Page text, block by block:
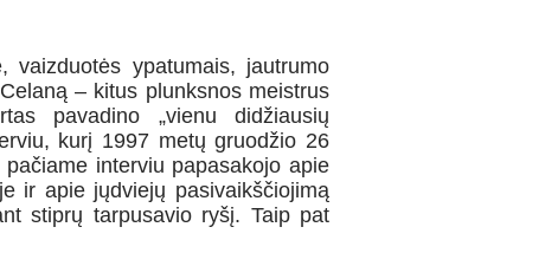
vaizduotės ypatumais, jautrumo
– kitus plunksnos meistrus
pavadino „vienu didžiausių
kurį 1997 metų gruodžio 26
interviu papasakojo apie
ir apie jųdviejų pasivaikščiojimą
stiprų tarpusavio ryšį. Taip pat